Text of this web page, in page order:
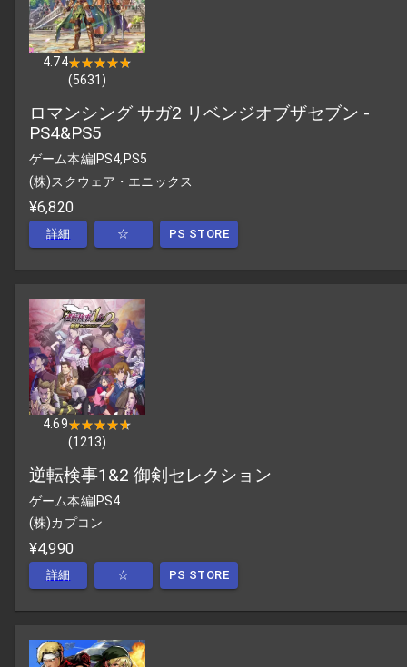
4.74★★★★★
★★★★★
(5631 )
ロマンシング サガ2 リベンジオブザセブン -
PS4&PS5
ゲーム本編| PS4,PS5
(株)スクウェア・エニックス
¥6,820
詳細 ☆ PS STORE
4.69★★★★★
★★★★★
(1213)
逆転検事1&2 御剣セレクション
ゲーム本編|PS4
(株)カプコン
¥4,990
詳細 ☆ PS STORE